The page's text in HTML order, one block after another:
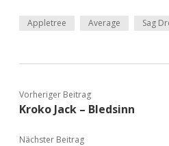
Appletree Average Sag
Vorheriger Beitrag
Kroko Jack – Bledsinn
Nächster Beitrag